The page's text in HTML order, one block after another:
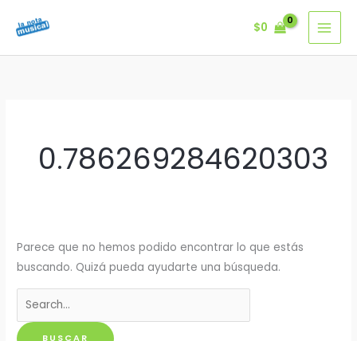
$0
0.786269284620303
Parece que no hemos podido encontrar lo que estás
buscando. Quizá pueda ayudarte una búsqueda.
Buscar
por: